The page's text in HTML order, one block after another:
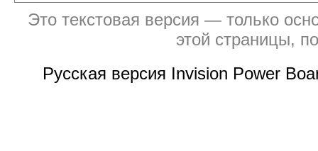
Это текстовая версия — только
этой страницы,
Русская версия Invision Power